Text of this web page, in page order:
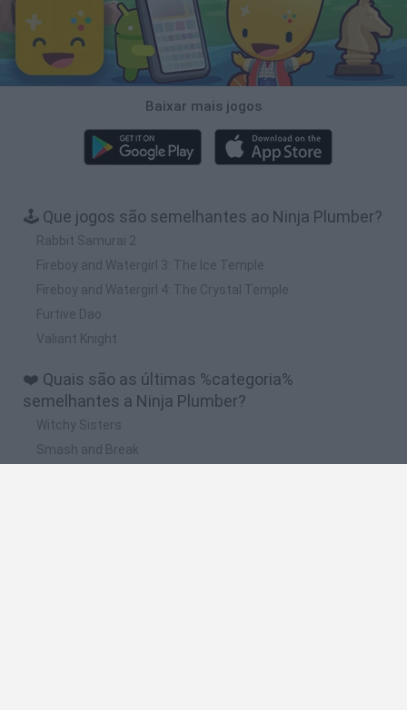
Baixar mais jogos
🕹️ Que jogos são semelhantes ao Ninja Plumber?
Rabbit Samurai 2
Fireboy and Watergirl 3: The Ice Temple
Fireboy and Watergirl 4: The Crystal Temple
Furtive Dao
Valiant Knight
❤️ Quais são as últimas %categoria%
semelhantes a Ninja Plumber?
Witchy Sisters
Smash and Break